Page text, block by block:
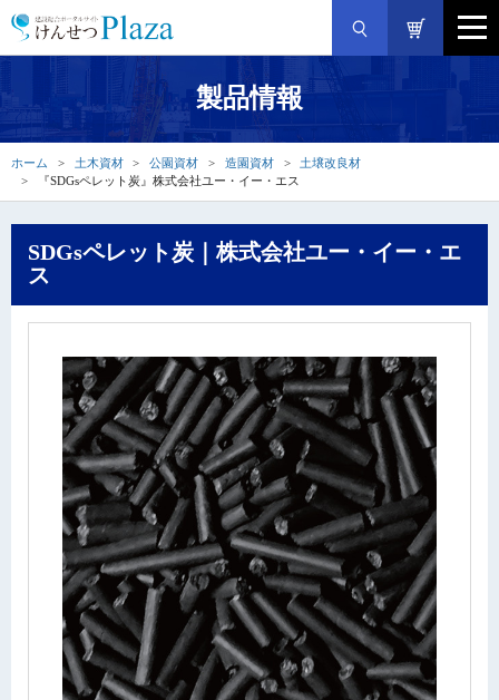
製品情報
ホーム 土木資材 公園資材 造園資材
土壌改良材
『SDGsペレット炭』株式会社ユー・イー・エス
SDGsペレット炭｜株式会社ユー・イー・エ
ス